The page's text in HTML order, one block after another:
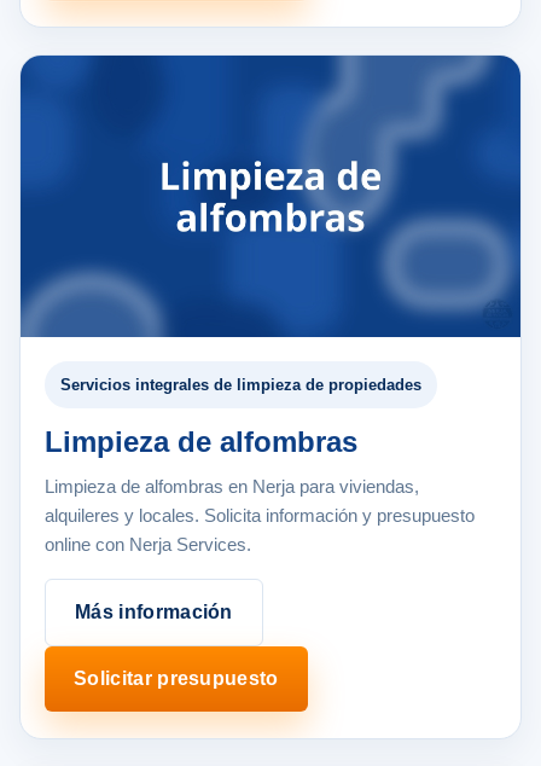
Servicios integrales de limpieza de propiedades
Limpieza de alfombras
Limpieza de alfombras en Nerja para viviendas,
alquileres y locales. Solicita información y presupuesto
online con Nerja Services.
Más información
Solicitar presupuesto